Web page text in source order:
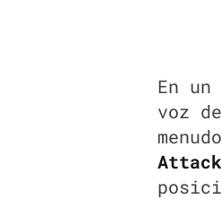
En
voz
Attack